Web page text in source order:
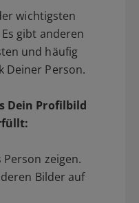
wichtigsten
gibt anderen
und häufig
Deiner Person.
Dein Profilbild
Person zeigen.
Bilder auf